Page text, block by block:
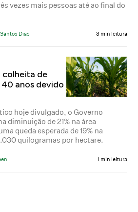
vezes mais pessoas até ao final do
Dias 3 min leitura
colheita de
anos devido
hoje divulgado, o Governo
diminuição de 21% na área
queda esperada de 19% na
quilogramas por hectare.
1 min leitura